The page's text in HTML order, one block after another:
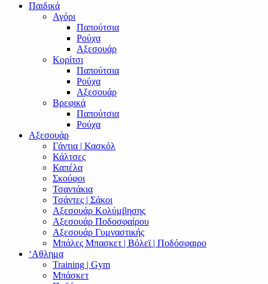
Παιδικά
Αγόρι
Παπούτσια
Ρούχα
Αξεσουάρ
Κορίτσι
Παπούτσια
Ρούχα
Αξεσουάρ
Βρεφικά
Παπούτσια
Ρούχα
Αξεσουάρ
Γάντια | Κασκόλ
Κάλτσες
Καπέλα
Σκούφοι
Τσαντάκια
Τσάντες | Σάκοι
Αξεσουάρ Κολύμβησης
Αξεσουάρ Ποδοσφαίρου
Αξεσουάρ Γυμναστικής
Μπάλες Μπασκετ | Βόλεϊ | Ποδόσφαιρο
‘Αθλημα
Training | Gym
Μπάσκετ